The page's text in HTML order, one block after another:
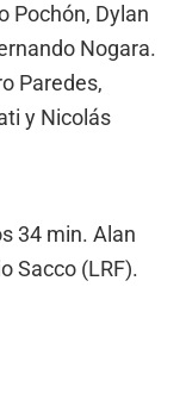
Pochón, Dylan
Nogara.
Paredes,
y Nicolás
34 min. Alan
Sacco (LRF).